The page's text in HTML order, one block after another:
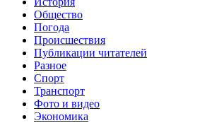
Общество
Погода
Происшествия
Публикации читателей
Разное
Спорт
Транспорт
Фото и видео
Экономика